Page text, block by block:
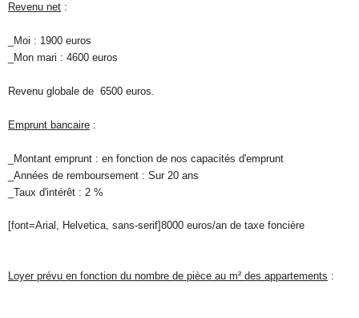
Revenu net :
_Moi : 1900 euros
_Mon mari : 4600 euros
Revenu globale de 6500 euros.
Emprunt bancaire :
_Montant emprunt : en fonction de nos capacités d'emprunt
_Années de remboursement : Sur 20 ans
_Taux d'intérêt : 2 %
[font=Arial, Helvetica, sans-serif]8000 euros/an de taxe foncière
Loyer prévu en fonction du nombre de pièce au m² des appartements :